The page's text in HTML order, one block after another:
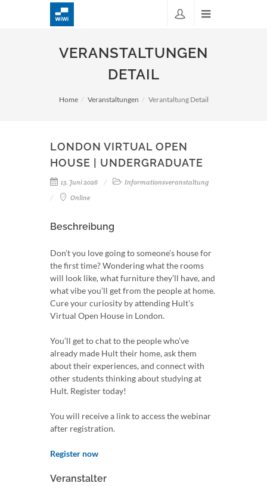
VERANSTALTUNGEN
DETAIL
Home Veranstaltungen Verantaltung Detail
LONDON VIRTUAL OPEN
HOUSE | UNDERGRADUATE
13. Juni 2026
Informationsveranstaltung
Online
Beschreibung
Don’t you love going to someone’s house for
the first time? Wondering what the rooms
will look like, what furniture they’ll have, and
what vibe you’ll get from the people at home.
Cure your curiosity by attending Hult's
Virtual Open House in London.
You’ll get to chat to the people who’ve
already made Hult their home, ask them
about their experiences, and connect with
other students thinking about studying at
Hult. Register today!
You will receive a link to access the webinar
after registration.
Register now
Veranstalter